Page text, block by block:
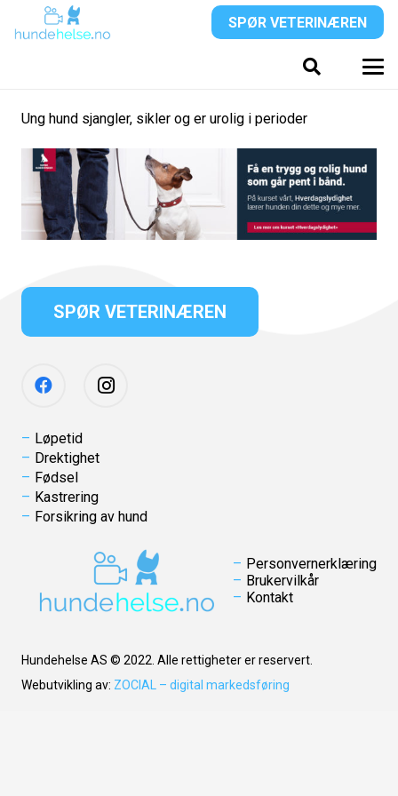
SPØR VETERINÆREN
Ung hund sjangler, sikler og er urolig i perioder
SPØR VETERINÆREN
Løpetid
Drektighet
Fødsel
Kastrering
Forsikring av hund
Personvernerklæring
Brukervilkår
Kontakt
Hundehelse AS © 2022. Alle rettigheter er reservert.
Webutvikling av: ZOCIAL – digital markedsføring